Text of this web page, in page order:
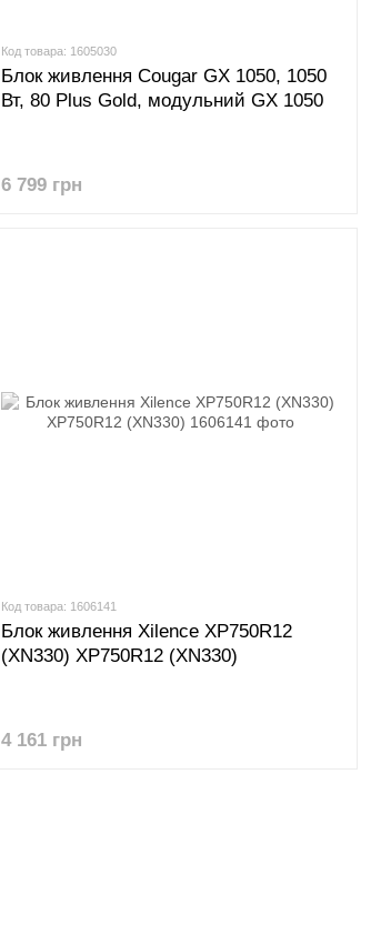
Код товара: 1605030
Блок живлення Cougar GX 1050, 1050
Вт, 80 Plus Gold, модульний GX 1050
6 799 грн
Код товара: 1606141
Блок живлення Xilence XP750R12
(XN330) XP750R12 (XN330)
4 161 грн